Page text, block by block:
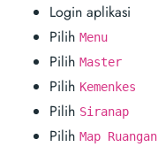
Login aplikasi
Pilih Menu
Pilih Master
Pilih Kemenkes
Pilih Siranap
Pilih Map Ruangan